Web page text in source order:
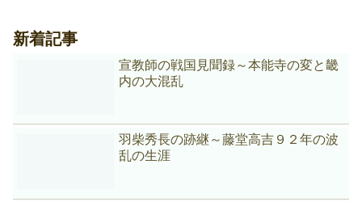
新着記事
宣教師の戦国見聞録～本能寺の変と畿
内の大混乱
羽柴秀長の跡継～藤堂高吉９２年の波
乱の生涯